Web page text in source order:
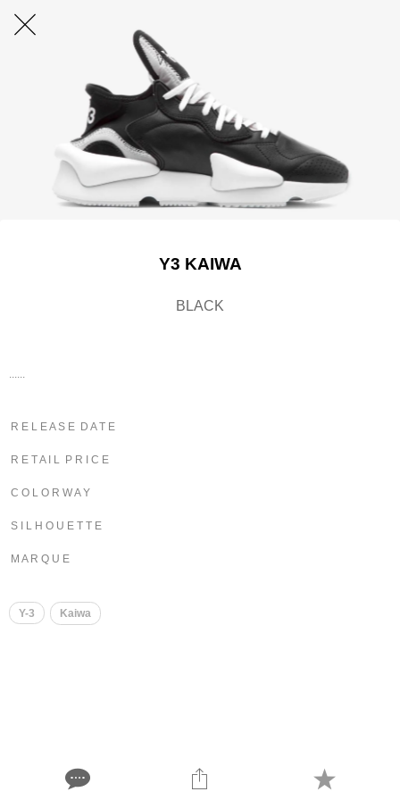
Y3 KAIWA
BLACK
......
R E L E A S E D A T E
R E T A I L P R I C E
C O L O R W A Y
S I L H O U E T T E
M A R Q U E
Y-3 Kaiwa